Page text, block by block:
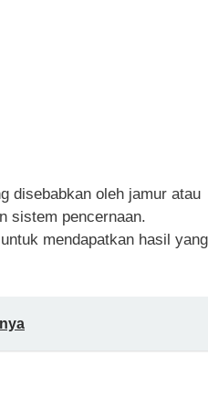
disebabkan oleh jamur atau
sistem pencernaan.
mendapatkan hasil yang